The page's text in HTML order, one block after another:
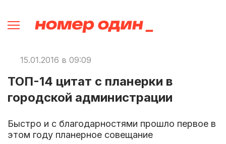
15.01.2016 в 09:09
ТОП-14 цитат с планерки в
городской администрации
Быстро и с благодарностями прошло первое в
этом году планерное совещание